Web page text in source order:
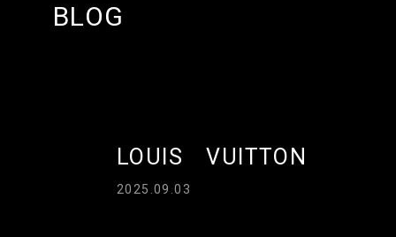
BLOG
LOUIS VUITTON
2025.09.03